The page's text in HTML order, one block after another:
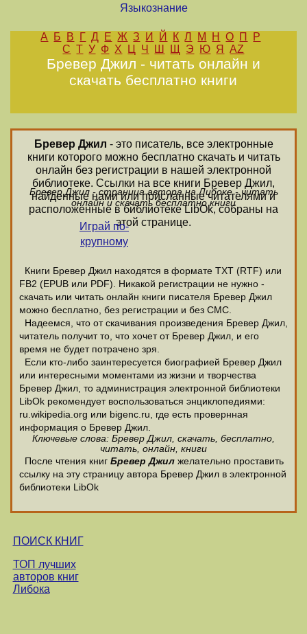
Языкознание
А Б В Г Д Е Ж З И Й К Л М Н О П
Р
С Т У Ф Х Ц Ч Ш Щ Э Ю Я AZ
Бревер Джил - читать онлайн и
скачать бесплатно книги
Бревер Джил - это писатель, все электронные
книги которого можно бесплатно скачать и читать
онлайн без регистрации в нашей электронной
библиотеке. Ссылки на все книги Бревер Джил,
найденные нами или присланные читателями и
расположенные в библиотеке LibOk, собраны на
этой странице.
Бревер Джил - страница автора на Либоке - читать
онлайн и скачать бесплатно книги
Играй по-
крупному
Книги Бревер Джил находятся в формате ТХТ (RTF) или
FB2 (EPUB или PDF). Никакой регистрации не нужно -
скачать или читать онлайн книги писателя Бревер Джил
можно бесплатно, без регистрации и без СМС.
Надеемся, что от скачивания произведения Бревер Джил,
читатель получит то, что хочет от Бревер Джил, и его
время не будет потрачено зря.
Если кто-либо заинтересуется биографией Бревер Джил
или интересными моментами из жизни и творчества
Бревер Джил, то администрация электронной библиотеки
LibOk рекомендует воспользоваться энциклопедиями:
ru.wikipedia.org или bigenc.ru, где есть провернная
информация о Бревер Джил.
Ключевые слова: Бревер Джил, скачать, бесплатно,
читать, онлайн, книги
После чтения книг Бревер Джил желательно проставить
ссылку на эту страницу автора Бревер Джил в электронной
библиотеки LibOk
ПОИСК КНИГ
ТОП лучших
авторов книг
Либока